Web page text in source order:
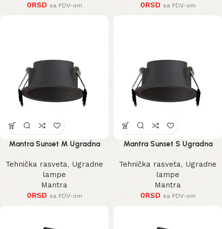
0RSD sa PDV-om
0RSD sa PDV-om
Mantra Sunset M Ugradna
Lampa
Tehnička rasveta, Ugradne
lampe
Mantra
0RSD sa PDV-om
Mantra Sunset S Ugradna
Lampa
Tehnička rasveta, Ugradne
lampe
Mantra
0RSD sa PDV-om